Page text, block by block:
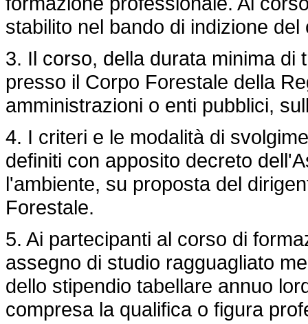
stabilito nel bando di indizione
3. Il corso, della durata minima di
presso il Corpo Forestale della
amministrazioni o enti pubblici,
4. I criteri e le modalità di
definiti con apposito decreto
l'ambiente, su proposta del
Forestale.
5. Ai partecipanti al corso di
assegno di studio ragguagliato
dello stipendio tabellare annuo
compresa la qualifica o figura